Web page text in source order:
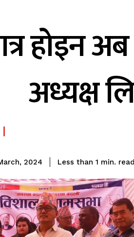
होइन अब
अध्यक्ष
2024 Less than 1 min.